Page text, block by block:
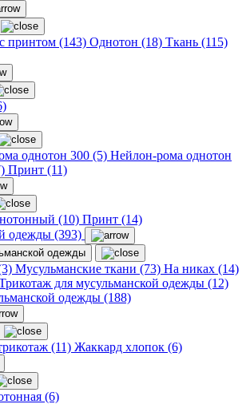
принтом (143) Однотон (18) Ткань (115)
однотон 300 (5) Нейлон-рома однотон
Принт (11)
(10) Принт (14)
одежды (393)
одежды
Мусульманские ткани (73) На никах (14)
для мусульманской одежды (12)
одежды (188)
(11) Жаккард хлопок (6)
(6)